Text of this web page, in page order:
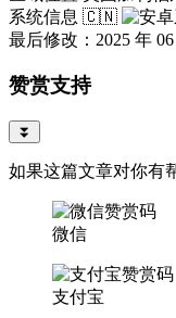
系统信息 🇨🇳
最后修改：2025 年 06
赞赏支持
⏬
如果这篇文章对你有
微信
支付宝